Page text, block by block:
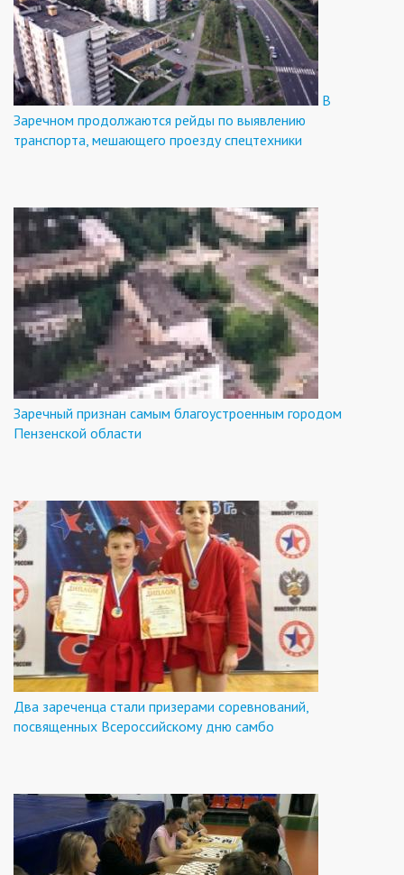
В
Заречном продолжаются рейды по выявлению
транспорта, мешающего проезду спецтехники
Заречный признан самым благоустроенным городом
Пензенской области
Два зареченца стали призерами соревнований,
посвященных Всероссийскому дню самбо